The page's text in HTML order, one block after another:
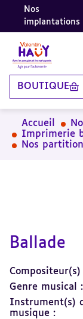
Aller
contenu
principal
Aller
pied
de
page
Aller
la
recherche
Nos
implantations
BOUTIQUE
Accueil
Imprimerie
Nos
Ballade
Compositeur(s)
Genre musical :
Instrument(s)
musique :